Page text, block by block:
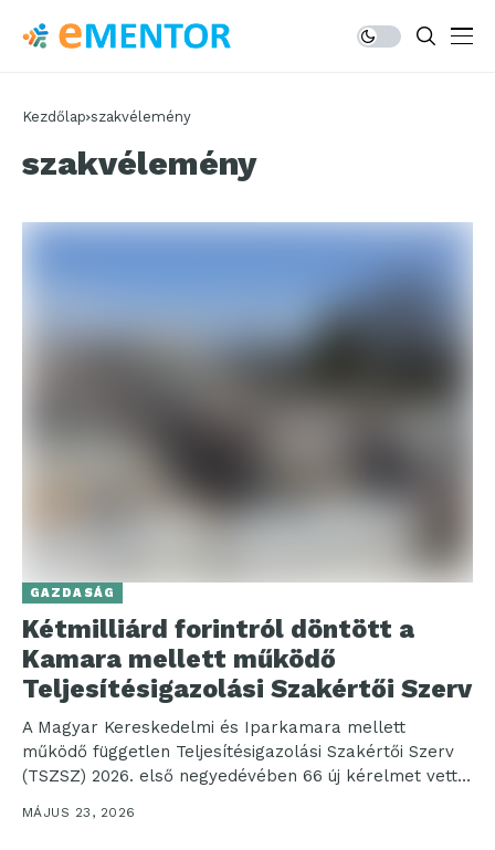
Kezdőlap szakvélemény
szakvélemény
GAZDASÁG
Kétmilliárd forintról döntött a
Kamara mellett működő
Teljesítésigazolási Szakértői Szerv
A Magyar Kereskedelmi és Iparkamara mellett
működő független Teljesítésigazolási Szakértői Szerv
(TSZSZ) 2026. első negyedévében 66 új kérelmet vett
nyilvántartásba, amelyekben a felek...
MÁJUS 23, 2026